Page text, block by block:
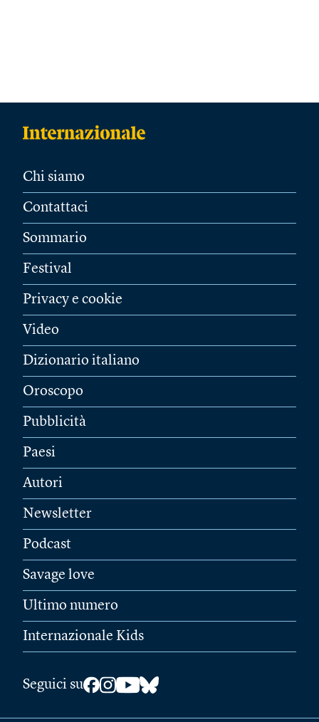
Chi siamo
Contattaci
Sommario
Festival
Privacy e cookie
Video
Dizionario italiano
Oroscopo
Pubblicità
Paesi
Autori
Newsletter
Podcast
Savage love
Ultimo numero
Internazionale Kids
Seguici su